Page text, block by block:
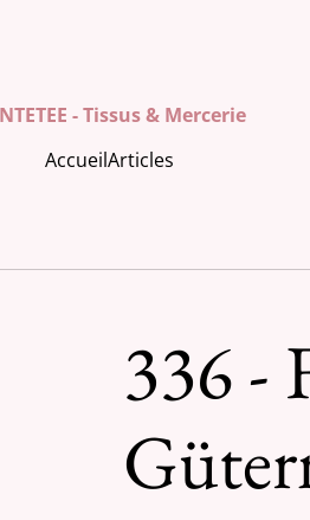
- Tissus & Mercerie
AccueilArticles
336 -